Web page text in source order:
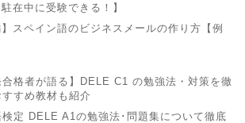
在中に受験できる！】
】スペイン語のビジネスメールの作り方【例
合格者が語る】DELE C1 の勉強法・対策を徹
すめ教材も紹介
検定 DELE A1の勉強法･問題集について徹底